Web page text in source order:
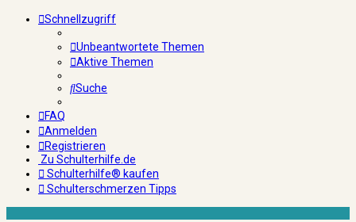
Schnellzugriff
Unbeantwortete Themen
Aktive Themen
Suche
FAQ
Anmelden
Registrieren
Zu Schulterhilfe.de
Schulterhilfe® kaufen
Schulterschmerzen Tipps